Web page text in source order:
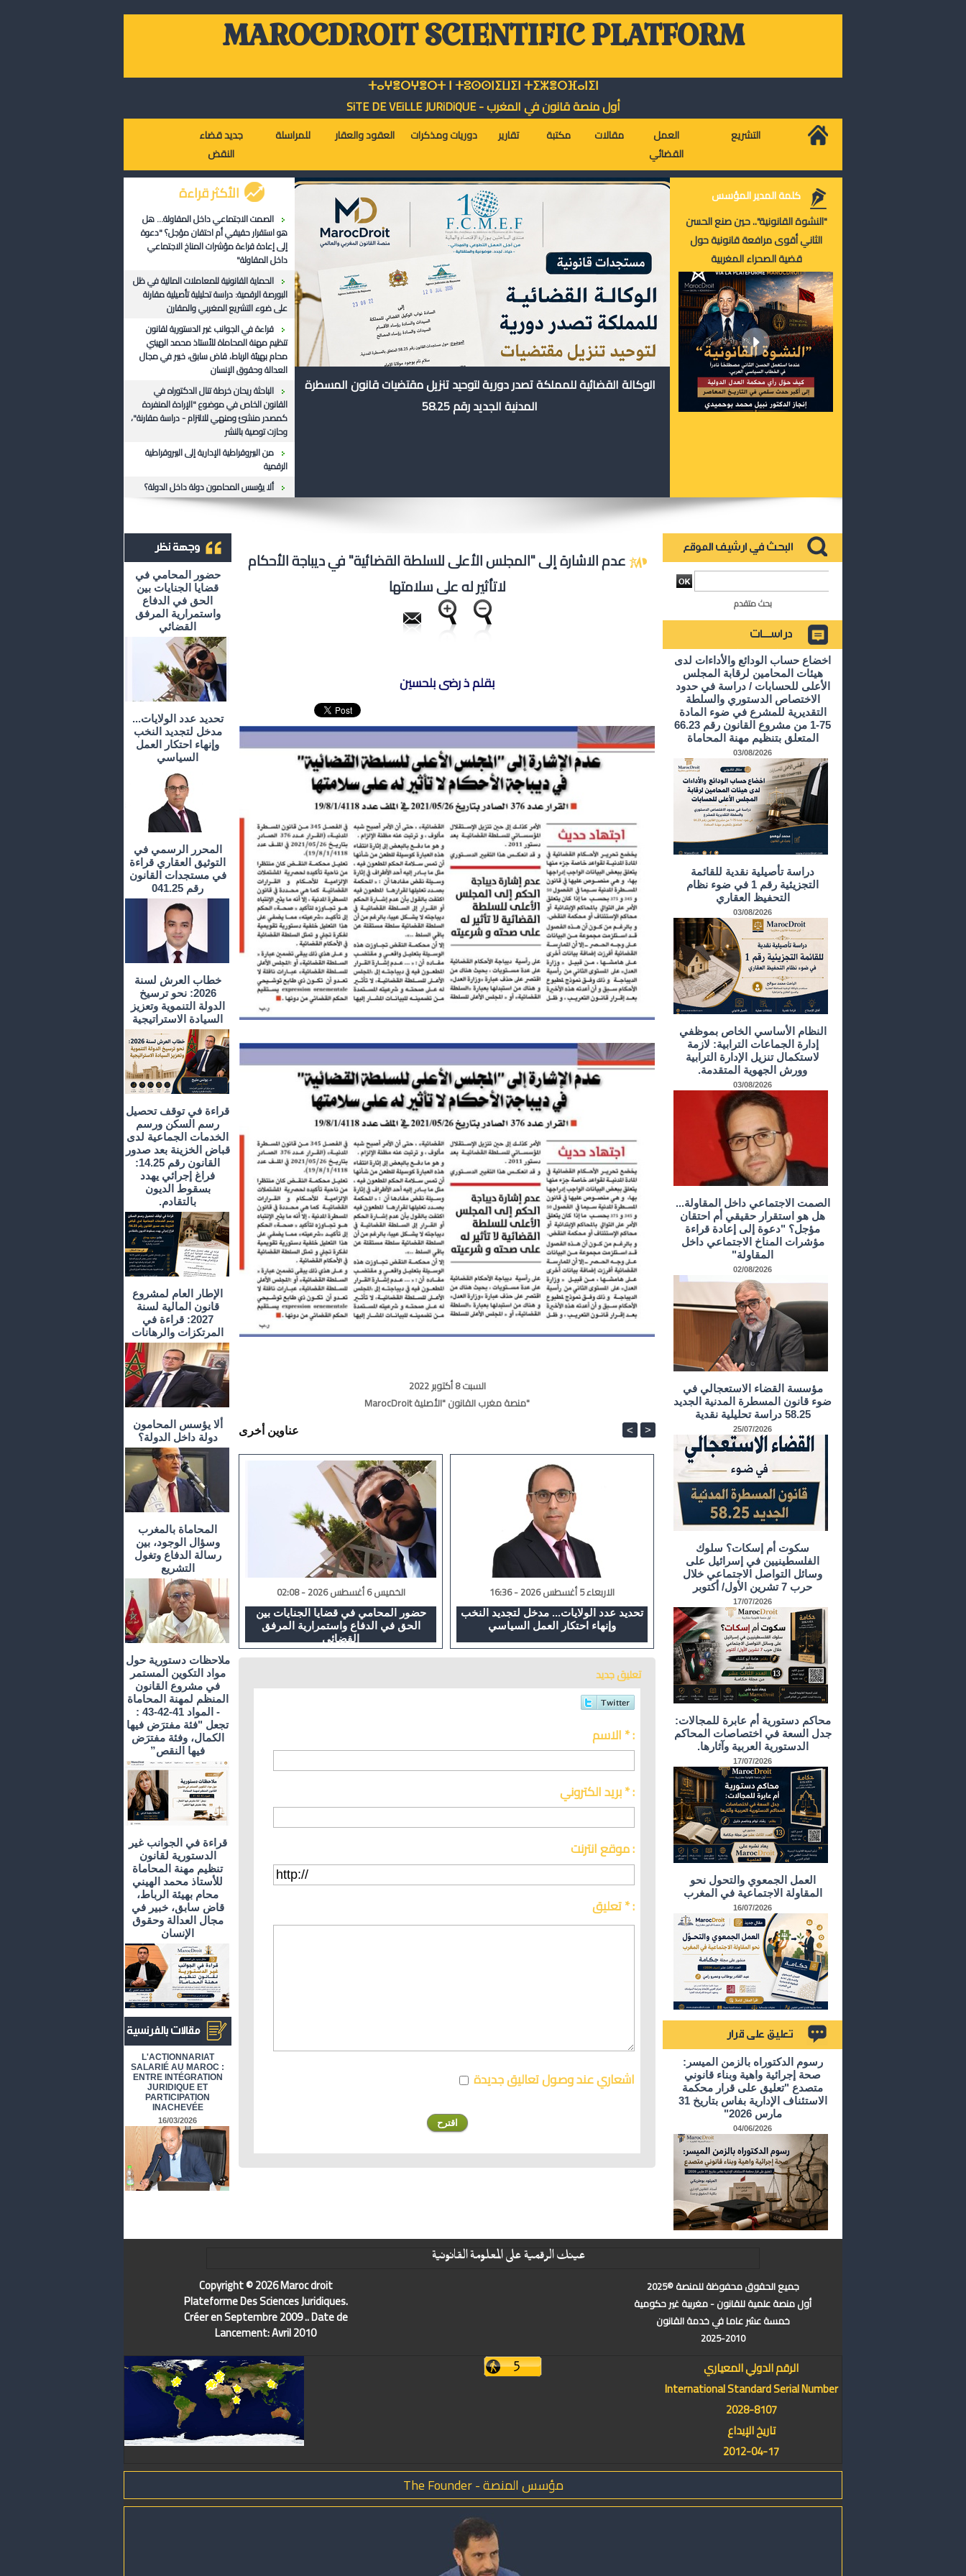
MAROCDROIT SCIENTIFIC PLATFORM
ⵜⴰⵖⴻⵔⵖⴻⵔⵜ ⵏ ⵜⵓⵙⵙⵏⵉⵡⵉⵏ ⵜⵉⵣⴻⵔⴼⴰⵏⵉⵏ
أول منصة قانون في المغرب - SiTE DE VEiLLE JURiDiQUE
جديد قضاء
النقض
للمراسلة العقود والعقار دوريات ومذكرات تقارير مكتبة مقالات
العمل
القضائي
التشريع
الأكثر قراءة
الصمت الاجتماعي داخل المقاولة... هل
هو استقرار حقيقي أم احتقان مؤجل؟ "دعوة
إلى إعادة قراءة مؤشرات المناخ الاجتماعي
داخل المقاولة"
الحماية القانونية للمعاملات المالية في ظل
البورصة الرقمية: دراسة تحليلية تأصيلية مقارنة
على ضوء التشريع المغربي والمقارن
قراءة في الجوانب غير الدستورية لقانون
تنظيم مهنة المحاماة للأستاذ محمد الهيني
محام بهيئة الرباط، قاض سابق، خبير في مجال
العدالة وحقوق الإنسان
الباحثة ريحان خرطة تنال الدكتوراه في
القانون الخاص في موضوع "الإرادة المنفردة
كمصدر منشئ ومنهي للالتزام - دراسة مقارنة"،
وحازت توصية بالنشر
من البيروقراطية الإدارية إلى البيروقراطية
الرقمية
ألا يؤسس المحامون دولة داخل الدولة؟
الوكالة القضائية للمملكة تصدر دورية لتوحيد تنزيل مقتضيات قانون المسطرة
المدنية الجديد رقم 58.25
كلمة المدير المؤسس
"النشوة القانونية".. حين صنع الحسن
الثاني أقوى مرافعة قانونية حول
قضية الصحراء المغربية
حضور المحامي في
قضايا الجنايات بين
الحق في الدفاع
واستمرارية المرفق
القضائي
تحديد عدد الولايات...
مدخل لتجديد النخب
وإنهاء احتكار العمل
السياسي
المحرر الرسمي في
التوثيق العقاري قراءة
في مستجدات القانون
رقم 041.25
خطاب العرش لسنة
2026: نحو ترسيخ
الدولة التنموية وتعزيز
السيادة الاستراتيجية
قراءة في توقف تحصيل
رسم السكن ورسم
الخدمات الجماعية لدى
قباض الخزينة بعد صدور
القانون رقم 14.25:
فراغ إجرائي يهدد
بسقوط الديون
بالتقادم.
الإطار العام لمشروع
قانون المالية لسنة
2027: قراءة في
المرتكزات والرهانات
ألا يؤسس المحامون
دولة داخل الدولة؟
المحاماة بالمغرب
وسؤال الوجود، بين
رسالة الدفاع وتغول
التشريع
ملاحظات دستورية حول
مواد التكوين المستمر
في مشروع القانون
المنظم لمهنة المحاماة
- المواد 41-42-43 :
تجعل "فئة مفترَض فيها
الكمال، وفئة مفترَض
فيها النقص”
قراءة في الجوانب غير
الدستورية لقانون
تنظيم مهنة المحاماة
للأستاذ محمد الهيني
محام بهيئة الرباط،
قاض سابق، خبير في
مجال العدالة وحقوق
الإنسان
L'ACTIONNARIAT
SALARIÉ AU MAROC :
ENTRE INTÉGRATION
JURIDIQUE ET
PARTICIPATION
INACHEVÉE
16/03/2026
عدم الاشارة إلى "المجلس الأعلى للسلطة القضائية" في ديباجة الأحكام
لاتأثير له على سلامتها
بقلم ذ رضى بلحسين
السبت 8 أكتوبر 2022
MarocDroit منصة مغرب القانون "الأصلية"
عناوين أخرى < >
الخميس 6 أغسطس 2026 - 02:08
حضور المحامي في قضايا الجنايات بين
الحق في الدفاع واستمرارية المرفق
القضائي
الاربعاء 5 أغسطس 2026 - 16:36
تحديد عدد الولايات... مدخل لتجديد النخب
وإنهاء احتكار العمل السياسي
تعليق جديد
الاسم * :
بريد الكتروني * :
موقع انترنت :
تعليق * :
اشعاري عند وصول تعاليق جديدة
بحث متقدم
اخضاع حساب الودائع والأداءات لدى
هيئات المحامين لرقابة المجلس
الأعلى للحسابات / دراسة في حدود
الاختصاص الدستوري والسلطة
التقديرية للمشرع في ضوء المادة
75-1 من مشروع القانون رقم 66.23
المتعلق بتنظيم مهنة المحاماة
03/08/2026
دراسة تأصيلية نقدية للقائمة
التجزيئية رقم 1 في ضوء نظام
التحفيظ العقاري
03/08/2026
النظام الأساسي الخاص بموظفي
إدارة الجماعات الترابية: لازمة
لاستكمال تنزيل الإدارة الترابية
وورش الجهوية المتقدمة.
03/08/2026
الصمت الاجتماعي داخل المقاولة...
هل هو استقرار حقيقي أم احتقان
مؤجل؟ "دعوة إلى إعادة قراءة
مؤشرات المناخ الاجتماعي داخل
المقاولة"
02/08/2026
مؤسسة القضاء الاستعجالي في
ضوء قانون المسطرة المدنية الجديد
58.25 دراسة تحليلية نقدية
25/07/2026
سكوت أم إسكات؟ سلوك
الفلسطينيين في إسرائيل على
وسائل التواصل الاجتماعي خلال
حرب 7 تشرين الأول/ أكتوبر
17/07/2026
محاكم دستورية أم عابرة للمجالات:
جدل السعة في اختصاصات المحاكم
الدستورية العربية وآثارها.
17/07/2026
العمل الجمعوي والتحول نحو
المقاولة الاجتماعية في المغرب
16/07/2026
رسوم الدكتوراه بالزمن الميسر:
صحة إجرائية واهية وبناء قانوني
متصدع "تعليق على قرار محكمة
الاستئناف الإدارية بفاس بتاريخ 31
مارس 2026"
04/06/2026
عينك الرقمية على المعلومة القانونية
Copyright © 2026 Maroc droit
Plateforme Des Sciences Juridiques.
Créer en Septembre 2009 .. Date de
Lancement: Avril 2010
جميع الحقوق محفوظة للمنصة ©2025
أول منصة علمية للقانون - مغربية غير حكومية
خمسة عشر عاما في خدمة القانون
2025-2010
الرقم الدولي المعياري
International Standard Serial Number
2028-8107
تاريخ الإيداع
2012-04-17
مؤسس المنصة - The Founder